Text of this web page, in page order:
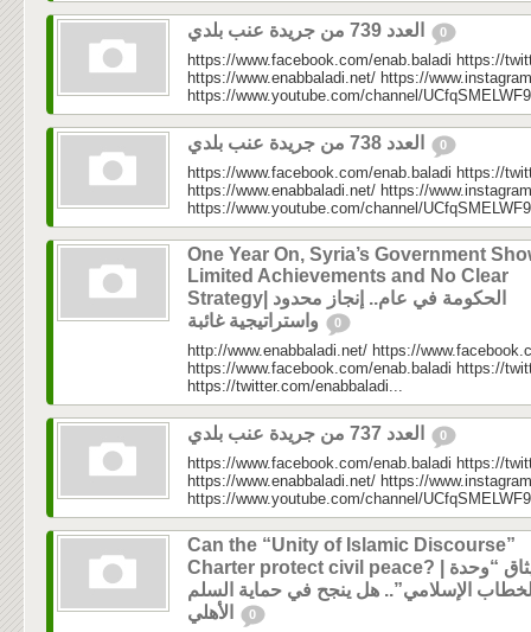
0
https://www.facebook.com/enab.baladi https://
https://www.enabbaladi.net/ https://
https://www.youtube.com/channel/
0
https://www.facebook.com/enab.baladi https://
https://www.enabbaladi.net/ https://
https://www.youtube.com/channel/
One Year On, Syria’s Government
Limited Achievements and No Clear
Strategy| الحكومة في عام.. إنجاز محدود
0
http://www.enabbaladi.net/ https://
https://www.facebook.com/enab.baladi https://
https://twitter.com/enabbaladi...
0
https://www.facebook.com/enab.baladi https://
https://www.enabbaladi.net/ https://
https://www.youtube.com/channel/
Can the “Unity of Islamic Discourse”
Charter protect civil peace? | ميثاق “وحدة
الإسلامي”.. هل ينجح في حماية السلم
0